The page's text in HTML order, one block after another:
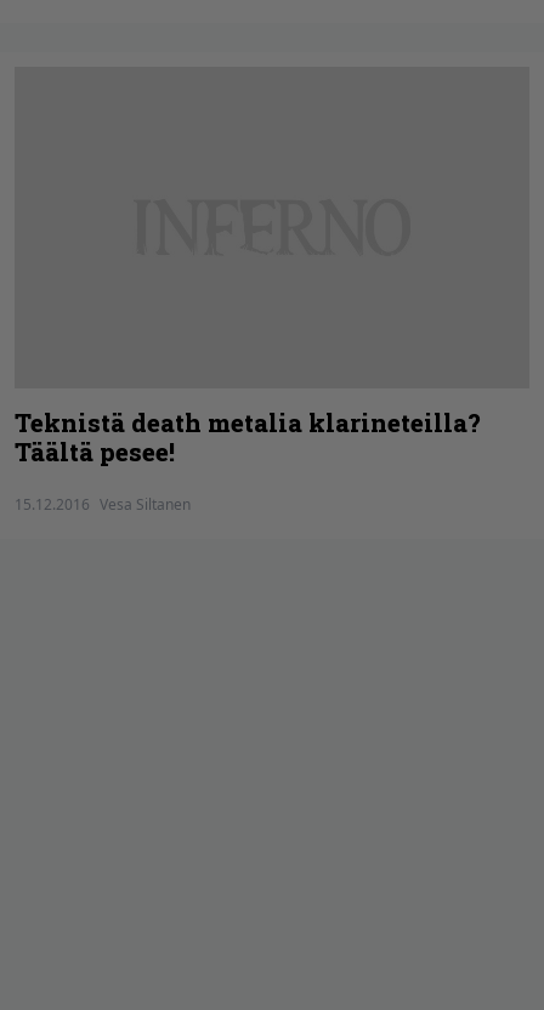
Teknistä death metalia klarineteilla?
Täältä pesee!
15.12.2016 Vesa Siltanen